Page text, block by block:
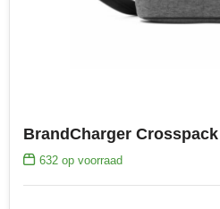
BrandCharger
632op voorraad